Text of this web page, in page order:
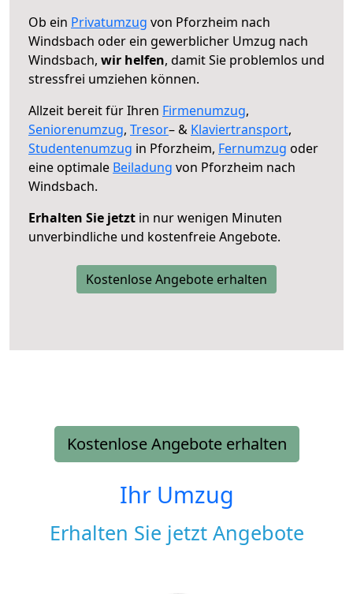
Ob ein Privatumzug von Pforzheim nach
Windsbach oder ein gewerblicher Umzug nach
Windsbach, wir helfen, damit Sie problemlos und
stressfrei umziehen können.
Allzeit bereit für Ihren Firmenumzug,
Seniorenumzug, Tresor– & Klaviertransport,
Studentenumzug in Pforzheim, Fernumzug oder
eine optimale Beiladung von Pforzheim nach
Windsbach.
Erhalten Sie jetzt in nur wenigen Minuten
unverbindliche und kostenfreie Angebote.
Kostenlose Angebote erhalten
Kostenlose Angebote erhalten
Ihr Umzug
Erhalten Sie jetzt Angebote